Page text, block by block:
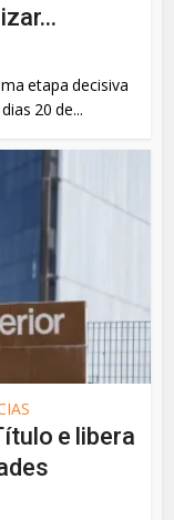
etapa decisiva
20 de...
e libera